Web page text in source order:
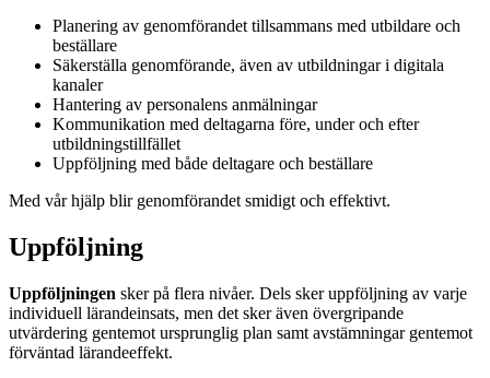
Planering av genomförandet tillsammans med utbildare och
beställare
Säkerställa genomförande, även av utbildningar i digitala
kanaler
Hantering av personalens anmälningar
Kommunikation med deltagarna före, under och efter
utbildningstillfället
Uppföljning med både deltagare och beställare
Med vår hjälp blir genomförandet smidigt och effektivt.
Uppföljning
Uppföljningen sker på flera nivåer. Dels sker uppföljning av varje
individuell lärandeinsats, men det sker även övergripande
utvärdering gentemot ursprunglig plan samt avstämningar gentemot
förväntad lärandeeffekt.